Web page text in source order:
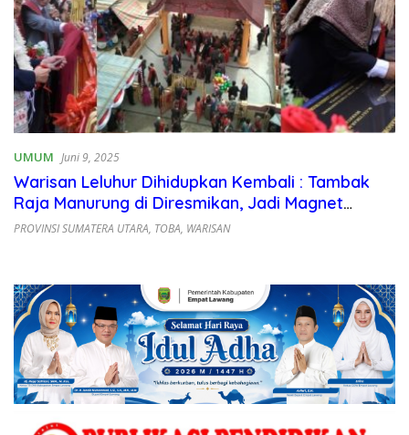
UMUM Juni 9, 2025
Warisan Leluhur Dihidupkan Kembali : Tambak
Raja Manurung di Diresmikan, Jadi Magnet
Wisata Budaya Toba
PROVINSI SUMATERA UTARA, TOBA, WARISAN